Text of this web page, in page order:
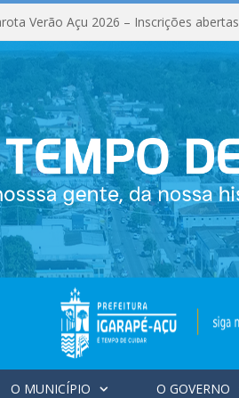
Verão Açu 2026 – Inscrições abertas
O MUNICÍPIO O GOVERNO